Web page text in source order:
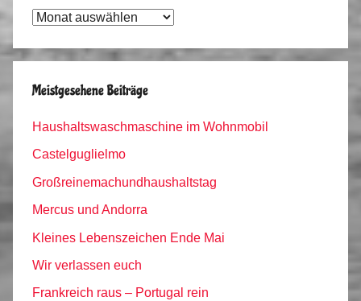
Tagebuch
Meistgesehene Beiträge
Haushaltswaschmaschine im Wohnmobil
Castelguglielmo
Großreinemachundhaushaltstag
Mercus und Andorra
Kleines Lebenszeichen Ende Mai
Wir verlassen euch
Frankreich raus – Portugal rein